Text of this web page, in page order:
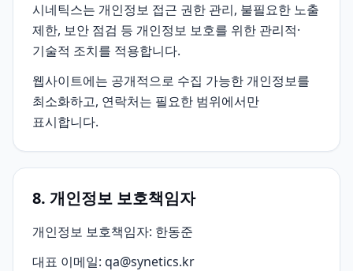
시네틱스는 개인정보 접근 권한 관리, 불필요한 노출
제한, 보안 점검 등 개인정보 보호를 위한 관리적·
기술적 조치를 적용합니다.
웹사이트에는 공개적으로 수집 가능한 개인정보를
최소화하고, 연락처는 필요한 범위에서만
표시합니다.
8. 개인정보 보호책임자
개인정보 보호책임자: 한동준
대표 이메일: qa@synetics.kr